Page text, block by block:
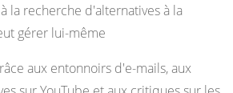
la recherche d'alternatives à la
gérer lui-même
aux entonnoirs d'e-mails, aux